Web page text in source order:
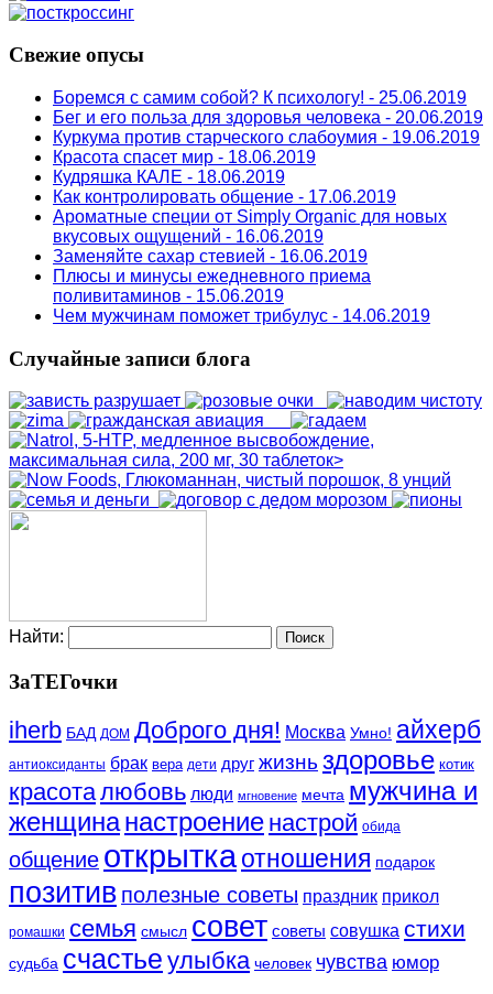
Свежие опусы
Боремся с самим собой? К психологу! - 25.06.2019
Бег и его польза для здоровья человека - 20.06.2019
Куркума против старческого слабоумия - 19.06.2019
Красота спасет мир - 18.06.2019
Кудряшка КАЛЕ - 18.06.2019
Как контролировать общение - 17.06.2019
Ароматные специи от Simply Organic для новых
вкусовых ощущений - 16.06.2019
Заменяйте сахар стевией - 16.06.2019
Плюсы и минусы ежедневного приема
поливитаминов - 15.06.2019
Чем мужчинам поможет трибулус - 14.06.2019
Случайные записи блога
Найти:
ЗаТЕГочки
iherb БАД ДОМ Доброго дня! Москва Умно! айхерб
антиоксиданты брак вера дети друг жизнь здоровье котик
красоталюбовь люди мгновение мечта мужчина и
женщинанастроение настрой обида
общение открыткаотношения подарок
позитив полезные советы праздник прикол
ромашки семья смысл совет советы совушка стихи
судьба счастье улыбка человек чувства юмор